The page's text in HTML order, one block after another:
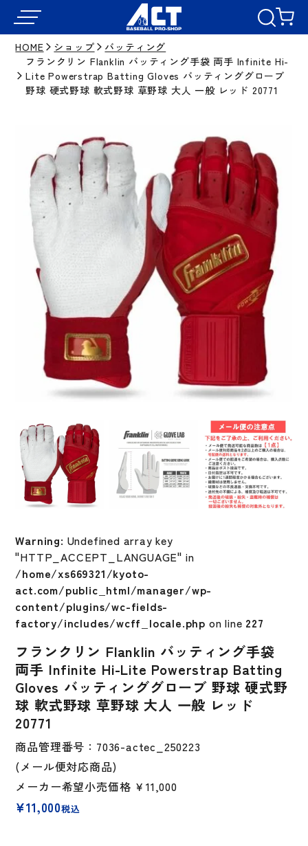
HOME ショップ
バッティング
フランクリン Flanklin バッティング手袋 両手 Infinite Hi-
Lite Powerstrap Batting Gloves バッティンググローブ
野球 硬式野球 軟式野球 草野球 大人 一般 レッド 20771
Warning: Undefined array key
"HTTP_ACCEPT_LANGUAGE" in
/home/xs669321/kyoto-
act.com/public_html/manager/wp-
content/plugins/wc-fields-
factory/includes/wcff_locale.php on line 227
フランクリン Flanklin バッティング手袋
両手 Infinite Hi-Lite Powerstrap Batting
Gloves バッティンググローブ 野球 硬式野
球 軟式野球 草野球 大人 一般 レッド
20771
商品管理番号：7036-actec_250223
(メール便対応商品)
メーカー希望小売価格 ￥11,000
¥11,000税込